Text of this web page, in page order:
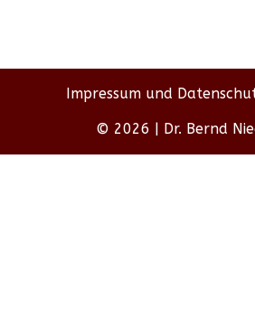
Impressum und
© 2026 | Dr. Bernd